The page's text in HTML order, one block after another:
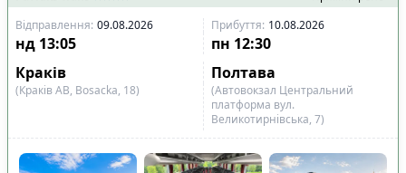
Відправлення: 09.08.2026 Прибуття: 10.08.2026
нд 13:05 пн 12:30
Краків
Полтава
(Краків АВ, Bosacka, 18)
(Автовокзал Центральний
платформа вул.
Великотирнівська, 7)